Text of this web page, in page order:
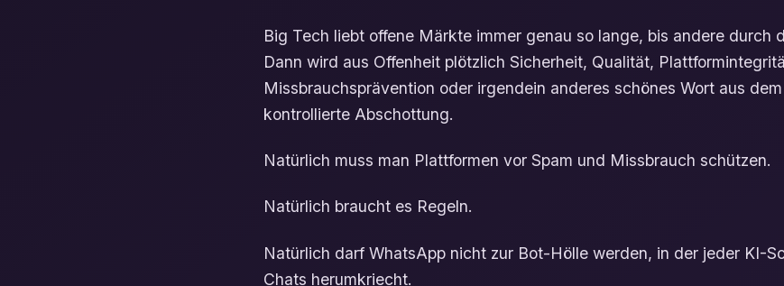
Big Tech liebt offene Märkte immer genau so lange, bis andere durch
Dann wird aus Offenheit plötzlich Sicherheit, Qualität,
Missbrauchsprävention oder irgendein anderes schönes Wort aus
kontrollierte Abschottung.
Natürlich muss man Plattformen vor Spam und Missbrauch schützen.
Natürlich braucht es Regeln.
Natürlich darf WhatsApp nicht zur Bot-Hölle werden, in der jeder KI-
Chats herumkriecht.